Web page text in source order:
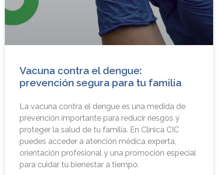
Vacuna contra el dengue:
prevención segura para tu familia
La vacuna contra el dengue es una medida de
prevención importante para reducir riesgos y
proteger la salud de tu familia. En Clínica CIC
puedes acceder a atención médica experta,
orientación profesional y una promoción especial
para cuidar tu bienestar a tiempo.